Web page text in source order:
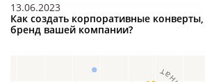
13.06.2023
Как создать корпоративные
бренд вашей компании?